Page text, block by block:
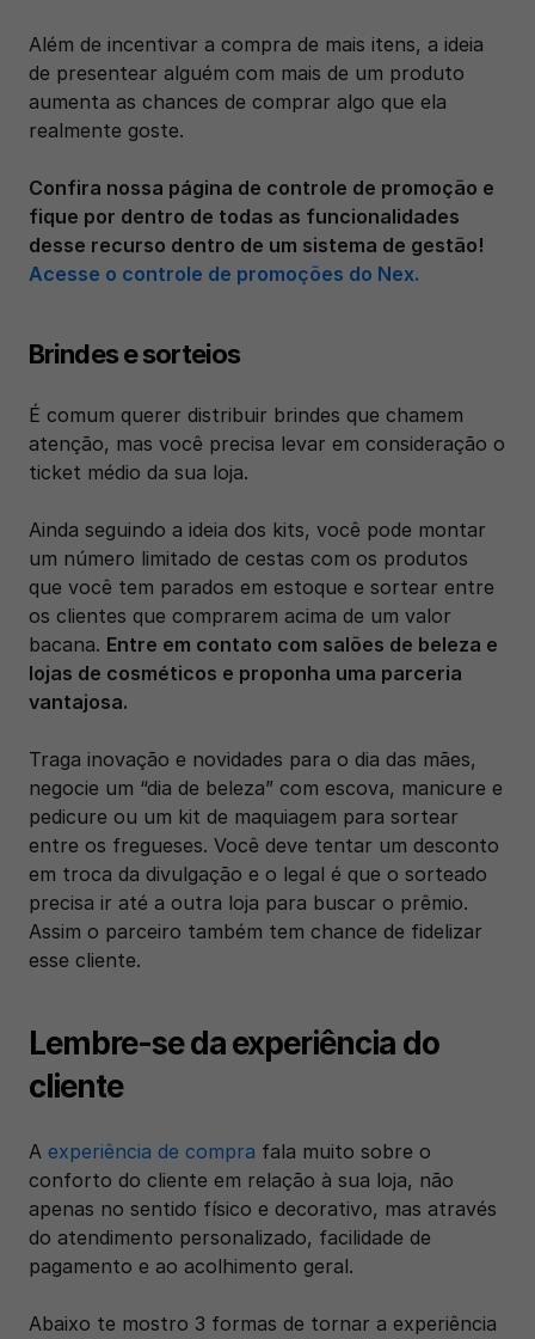
Além de incentivar a compra de mais itens, a ideia
de presentear alguém com mais de um produto
aumenta as chances de comprar algo que ela
realmente goste.
Confira nossa página de controle de promoção e
fique por dentro de todas as funcionalidades
Acesse o controle de promoções do Nex.
Brindes e sorteios
É comum querer distribuir brindes que chamem
atenção, mas você precisa levar em consideração o
ticket médio da sua loja.
Ainda seguindo a ideia dos kits, você pode montar
um número limitado de cestas com os produtos
que você tem parados em estoque e sortear entre
os clientes que comprarem acima de um valor
bacana. Entre em contato com salões de beleza e
lojas de cosméticos e proponha uma parceria
vantajosa.
Traga inovação e novidades para o dia das mães,
negocie um “dia de beleza” com escova, manicure e
pedicure ou um kit de maquiagem para sortear
entre os fregueses. Você deve tentar um desconto
em troca da divulgação e o legal é que o sorteado
precisa ir até a outra loja para buscar o prêmio.
Assim o parceiro também tem chance de fidelizar
esse cliente.
Lembre-se da experiência do
cliente
A experiência de compra fala muito sobre o
conforto do cliente em relação à sua loja, não
apenas no sentido físico e decorativo, mas através
do atendimento personalizado, facilidade de
pagamento e ao acolhimento geral.
Abaixo te mostro 3 formas de tornar a experiência